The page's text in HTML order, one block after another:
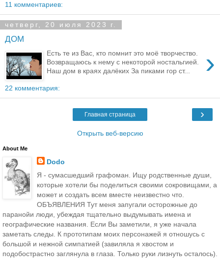
11 комментариев:
четверг, 20 июля 2023 г.
ДОМ
›
Есть те из Вас, кто помнит это моё творчество.
Возвращаюсь к нему с некоторой ностальгией.
Наш дом в краях далёких За пиками гор ст...
22 комментария:
›
Главная страница
Открыть веб-версию
About Me
Dodo
Я - сумасшедший графоман. Ищу родственные души,
которые хотели бы поделиться своими сокровищами, а
может и создать всем вместе неизвестно что.
ОБЪЯВЛЕНИЯ Тут меня запугали осторожные до
паранойи люди, убеждая тщательно выдумывать имена и
географические названия. Если Вы заметили, я уже начала
заметать следы. К прототипам моих персонажей я отношусь с
большой и нежной симпатией (завиляла я хвостом и
подобострастно заглянула в глаза. Только руки лизнуть осталось).